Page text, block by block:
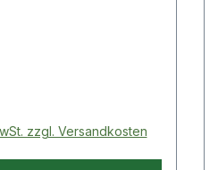
inklusive
Weitere
zzgl. Versandkosten